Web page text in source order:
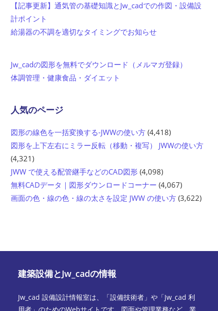
【記事更新】通気管の基礎知識とJw_cadでの作図・設備設
計ポイント
給湯器の不調を適切なタイミングでお知らせ
Jw_cadの図形を無料でダウンロード（メルマガ登録）
体調管理・健康食品・ダイエット
人気のページ
図形の線色を一括変換する-JWWの使い方 (4,418)
図形を上下左右にミラー反転（移動・複写） JWWの使い方
(4,321)
JWW で使える配管継手などのCAD図形 (4,098)
無料CADデータ｜図形ダウンロードコーナー (4,067)
画面の色・線の色・線の太さを設定 JWW の使い方 (3,622)
建築設備とJw_cadの情報
Jw_cad 設備設計情報室は、「設備技術者」や「Jw_cad 利